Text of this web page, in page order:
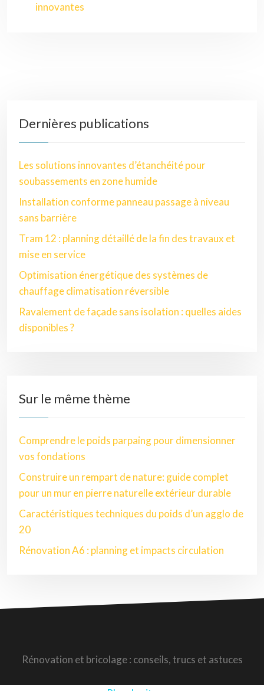
innovantes
Dernières publications
Les solutions innovantes d’étanchéité pour
soubassements en zone humide
Installation conforme panneau passage à niveau
sans barrière
Tram 12 : planning détaillé de la fin des travaux et
mise en service
Optimisation énergétique des systèmes de
chauffage climatisation réversible
Ravalement de façade sans isolation : quelles aides
disponibles ?
Sur le même thème
Comprendre le poids parpaing pour dimensionner
vos fondations
Construire un rempart de nature: guide complet
pour un mur en pierre naturelle extérieur durable
Caractéristiques techniques du poids d’un agglo de
20
Rénovation A6 : planning et impacts circulation
Rénovation et bricolage : conseils, trucs et astuces